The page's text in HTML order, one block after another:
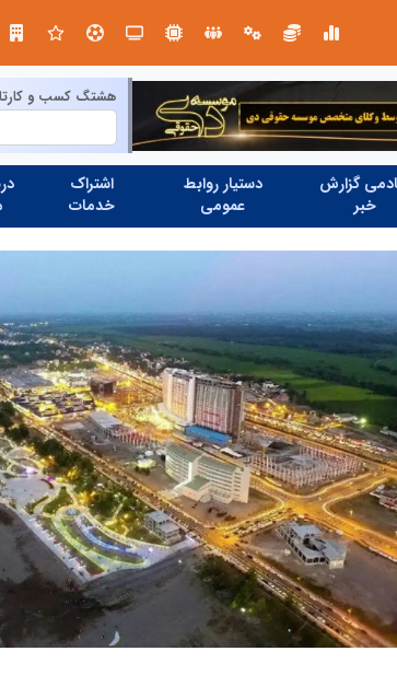
هشتگ کسب و
گزارش
خبر
دستیار روابط
عمومی
اشتراک
خدمات